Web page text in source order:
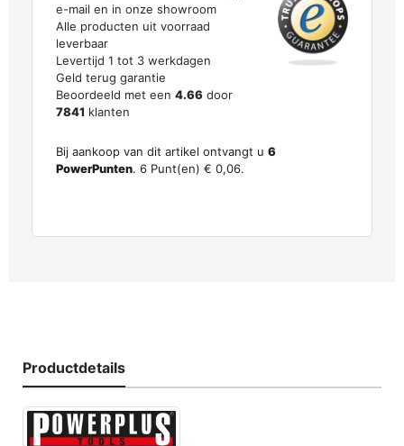
e-mail en in onze showroom
Alle producten uit voorraad
leverbaar
Levertijd 1 tot 3 werkdagen
Geld terug garantie
Beoordeeld met een 4.66 door
7841 klanten
Bij aankoop van dit artikel ontvangt u 6
PowerPunten. 6 Punt(en) € 0,06.
Productdetails